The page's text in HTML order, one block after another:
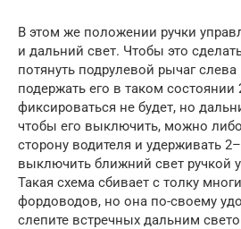
В этом же положении ручки
и дальний свет. Чтобы это
потянуть подрулевой рычаг слева
подержать его в таком
фиксироваться не будет, но
чтобы его выключить, можно
сторону водителя и удерживать
выключить ближний свет ручкой
Такая схема сбивает с толку
фордоводов, но она по-своему
слепите встречных дальним